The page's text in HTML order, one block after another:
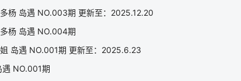
杨 岛遇 NO.003期 更新至：2025.12.20
杨 岛遇 NO.004期
岛遇 NO.001期 更新至：2025.6.23
NO.001期